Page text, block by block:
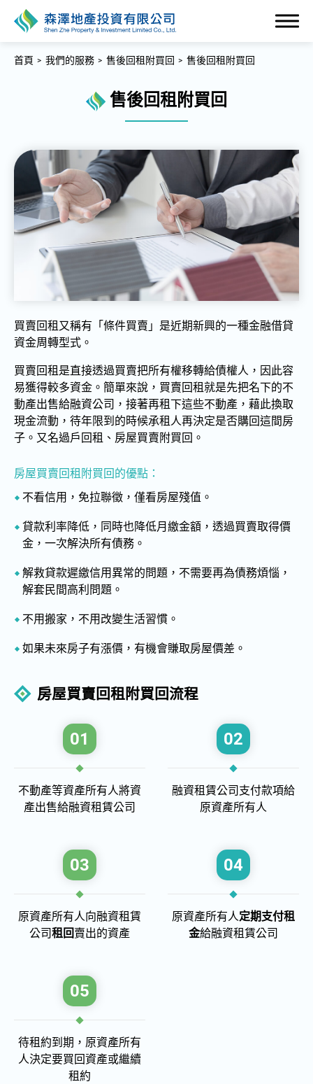
首頁 我們的服務 售後回租附買回 售後回租附買回
售後回租附買回
買賣回租又稱有「條件買賣」是近期新興的一種金融借貸
資金周轉型式。
買賣回租是直接透過買賣把所有權移轉給債權人，因此容
易獲得較多資金。簡單來說，買賣回租就是先把名下的不
動產出售給融資公司，接著再租下這些不動產，藉此換取
現金流動，待年限到的時候承租人再決定是否購回這間房
子。又名過戶回租、房屋買賣附買回。
房屋買賣回租附買回的優點：
不看信用，免拉聯徵，僅看房屋殘值。
貸款利率降低，同時也降低月繳金額，透過買賣取得價
金，一次解決所有債務。
解救貸款遲繳信用異常的問題，不需要再為債務煩惱，
解套民間高利問題。
不用搬家，不用改變生活習慣。
如果未來房子有漲價，有機會賺取房屋價差。
房屋買賣回租附買回流程
01
不動產等資產所有人將資
產出售給融資租賃公司
02
融資租賃公司支付款項給
原資產所有人
03
原資產所有人向融資租賃
公司租回 賣出的資產
04
原資產所有人定期支付租
金給融資租賃公司
05
待租約到期，原資產所有
人決定要買回資產或繼續
租約
什麼是二胎房貸?
我們的服務
全部
二胎房貸
貸款借新還舊服務
專業代墊
債務整合
支票貼現
商業合作
房屋二胎常見問題
房屋二胎實用資訊
0800-055-577